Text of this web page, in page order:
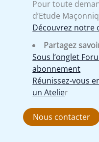
Pour toute
d’Etude
Découvrez notre
Partagez
Sous l’onglet
abonnement
Réunissez-vous
un Atelier
Nous contacter